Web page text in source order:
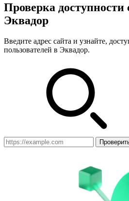
Проверка доступности
Эквадор
Введите адрес сайта и узнайте,
пользователей в Эквадор.